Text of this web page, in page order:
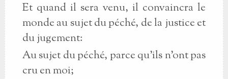
Et quand il sera venu, il convaincra le
monde au sujet du péché, de la justice et
du jugement:
Au sujet du péché, parce qu'ils n'ont pas
cru en moi;